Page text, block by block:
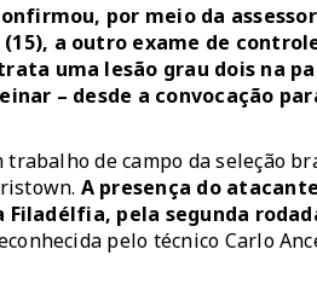
por meio da
a outro exame de
uma lesão grau dois na
– desde a convocação
de campo da seleção
A presença do
pela segunda
pelo técnico Carlo